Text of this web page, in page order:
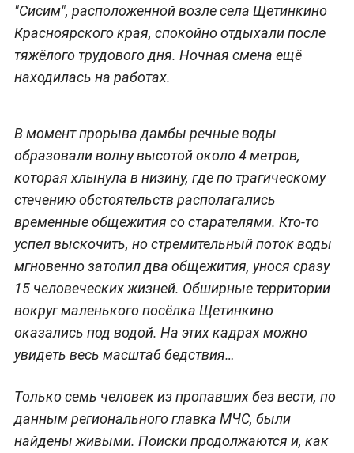
"Сисим", расположенной возле села Щетинкино
Красноярского края, спокойно отдыхали после
тяжёлого трудового дня. Ночная смена ещё
находилась на работах.
В момент прорыва дамбы речные воды
образовали волну высотой около 4 метров,
которая хлынула в низину, где по трагическому
стечению обстоятельств располагались
временные общежития со старателями. Кто-то
успел выскочить, но стремительный поток воды
мгновенно затопил два общежития, унося сразу
15 человеческих жизней. Обширные территории
вокруг маленького посёлка Щетинкино
оказались под водой. На этих кадрах можно
увидеть весь масштаб бедствия…
Только семь человек из пропавших без вести, по
данным регионального главка МЧС, были
найдены живыми. Поиски продолжаются и, как